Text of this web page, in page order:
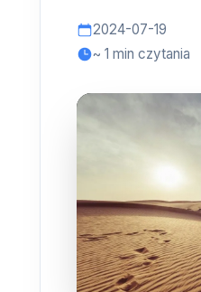
2024-07-19
~ 1 min czytania